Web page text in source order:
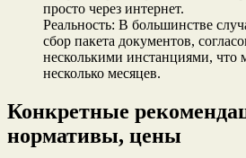
просто через интернет.
Реальность: В большинстве
сбор пакета документов,
несколькими инстанциями, что
несколько месяцев.
Конкретные
нормативы, цены